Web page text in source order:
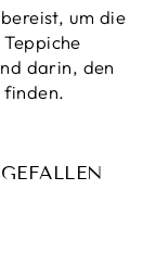
um die
darin, den
finden.